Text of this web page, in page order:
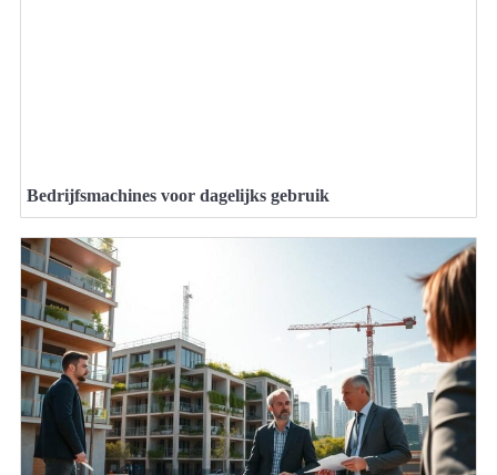
Bedrijfsmachines voor dagelijks gebruik